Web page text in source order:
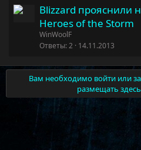
Blizzard прояснили
Heroes of the Storm
WinWoolF
Ответы 2 14.11.2013
Вам необходимо войти или
размещать